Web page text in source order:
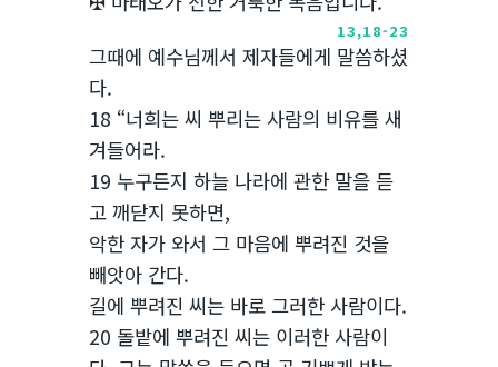
13,18-23
그때에 예수님께서 제자들에게 말씀하셨
다.
18 “너희는 씨 뿌리는 사람의 비유를 새
겨들어라.
19 누구든지 하늘 나라에 관한 말을 듣
고 깨닫지 못하면,
악한 자가 와서 그 마음에 뿌려진 것을
빼앗아 간다.
길에 뿌려진 씨는 바로 그러한 사람이다.
20 돌밭에 뿌려진 씨는 이러한 사람이